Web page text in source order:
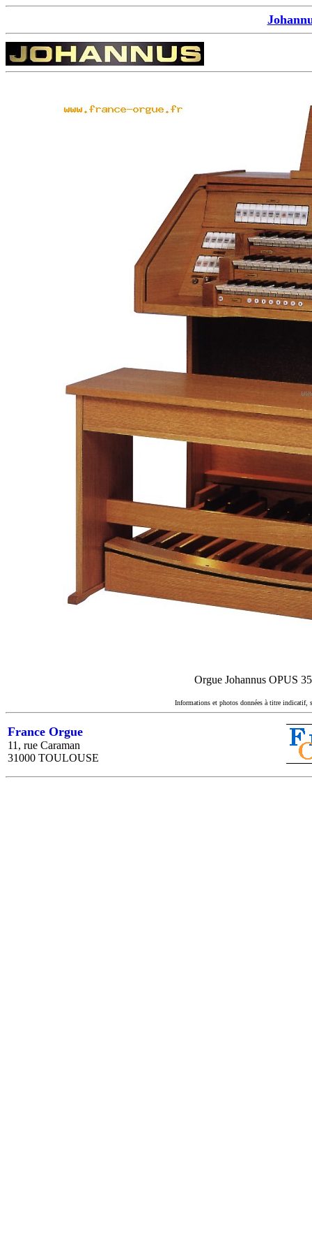
Orgue Johannus OPUS
Informations et photos données à titre indicatif,
France Orgue
11, rue Caraman
31000 TOULOUSE